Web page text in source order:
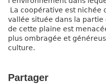
La coopérative est nichée
vallée située dans la
de cette plaine est
plus ombragée et
culture.
Partager